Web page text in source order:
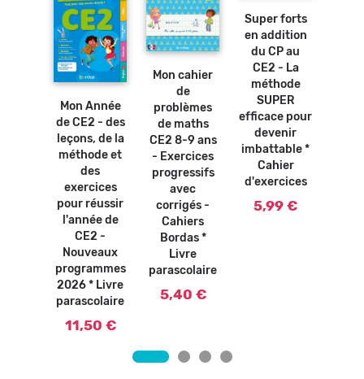
Ajouter
au
Mon Année
de CE2 - des
leçons, de la
méthode et
des
exercices
pour réussir
l'année de
CE2 -
Nouveaux
programmes
2026 * Livre
parascolaire
11,50 €
Ajouter
au
Mon cahier
de
problèmes
de maths
CE2 8-9 ans
- Exercices
progressifs
avec
corrigés -
Cahiers
Bordas *
Livre
parascolaire
5,40 €
Super forts
en addition
du CP au
CE2 - La
méthode
SUPER
efficace pour
devenir
imbattable *
Cahier
d'exercices
5,99 €